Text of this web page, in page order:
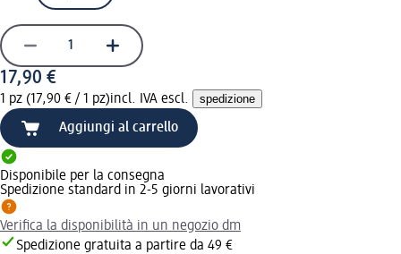
17,90 €
1 pz (17,90 € / 1 pz)incl. IVA escl. spedizione
Aggiungi al carrello
Disponibile per la consegna
Spedizione standard in 2-5 giorni lavorativi
Verifica la disponibilità in un negozio dm
Spedizione gratuita a partire da 49 €